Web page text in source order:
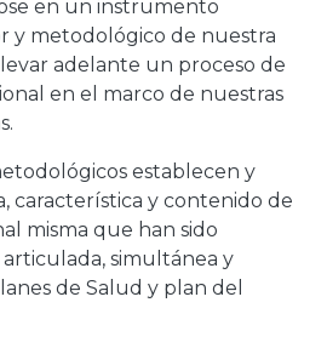
en un instrumento
y metodológico de nuestra
adelante un proceso de
en el marco de nuestras
establecen y
característica y contenido de
misma que han sido
simultánea y
de Salud y plan del